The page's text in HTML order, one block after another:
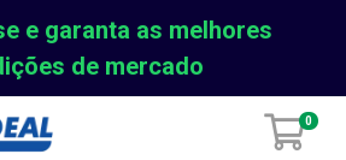
e garanta as melhores
de mercado
0